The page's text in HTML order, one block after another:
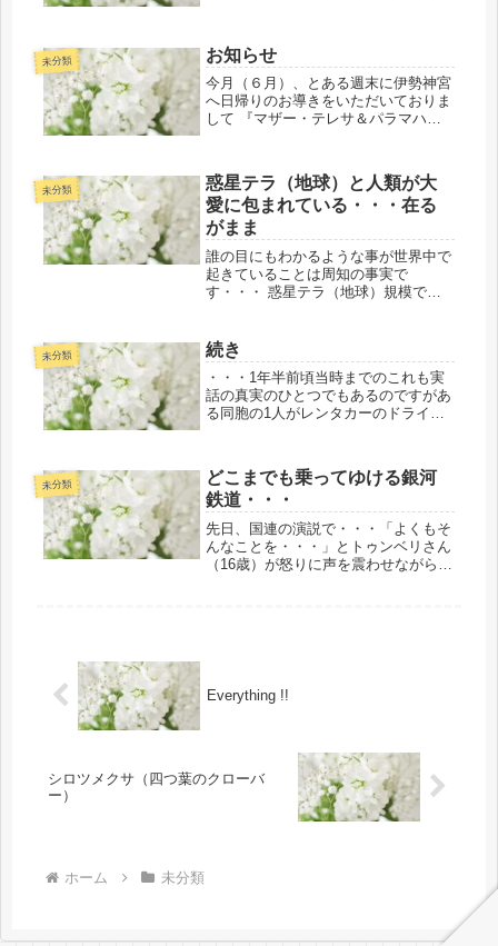
（幣立神宮・熊本）の場がより変わり
ゼロポイントにて五色人が立ち合い...
未分類 お知らせ
今月（６月）、とある週末に伊勢神宮
へ日帰りのお導きをいただいておりま
して 『マザー・テレサ＆パラマハン
す。 このスクールは、今月の６月１
日に創設・開校されました。大師パラ
マハン...
未分類
惑星テラ（地球）と人類が大
愛に包まれている・・・在る
がまま
誰の目にもわかるような事が世界中で
起きていることは周知の事実で
す・・・ 惑星テラ（地球）規模での
類が住んでいるこの惑星テラ・・・つ
まり、この地球の性質上において二極
性があり...
未分類 続き
・・・1年半前頃当時までのこれも実
話の真実のひとつでもあるのですがあ
る同胞の1人がレンタカーのドライバ
私と２人で行くことが多くあり・・・
他の同胞たちの妬みや嫉妬関連等があ
っ...
未分類
どこまでも乗ってゆける銀河
鉄道・・・
先日、国連の演説で・・・「よくもそ
んなことを・・・」とトゥンベリさん
（16歳）が怒りに声を震わせながら演
Everything !!
シロツメクサ（四つ葉のクローバ
ー）
ホーム 未分類